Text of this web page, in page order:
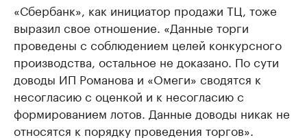
«Сбербанк», как инициатор продажи ТЦ, тоже
выразил свое отношение. «Данные торги
проведены с соблюдением целей конкурсного
производства, остальное не доказано. По сути
доводы ИП Романова и «Омеги» сводятся к
несогласию с оценкой и к несогласию с
формированием лотов. Данные доводы никак не
относятся к порядку проведения торгов».